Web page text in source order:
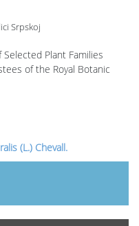
Plant Families
of the Royal Botanic
(L.) Chevall.
Srpskoj